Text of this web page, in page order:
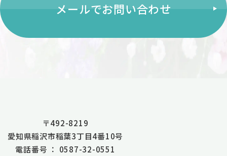
メールでお問い合わせ
〒492-8219
愛知県稲沢市稲葉3丁目4番10号
電話番号 ： 0587-32-0551